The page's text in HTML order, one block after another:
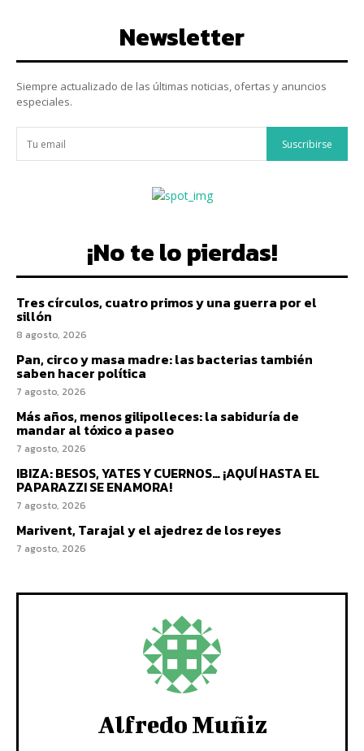
Newsletter
Siempre actualizado de las últimas noticias, ofertas y anuncios
especiales.
Suscribirse
¡No te lo pierdas!
Tres círculos, cuatro primos y una guerra por el
sillón
8 agosto, 2026
Pan, circo y masa madre: las bacterias también
saben hacer política
7 agosto, 2026
Más años, menos gilipolleces: la sabiduría de
mandar al tóxico a paseo
7 agosto, 2026
IBIZA: BESOS, YATES Y CUERNOS… ¡AQUÍ HASTA EL
PAPARAZZI SE ENAMORA!
7 agosto, 2026
Marivent, Tarajal y el ajedrez de los reyes
7 agosto, 2026
Alfredo Muñiz